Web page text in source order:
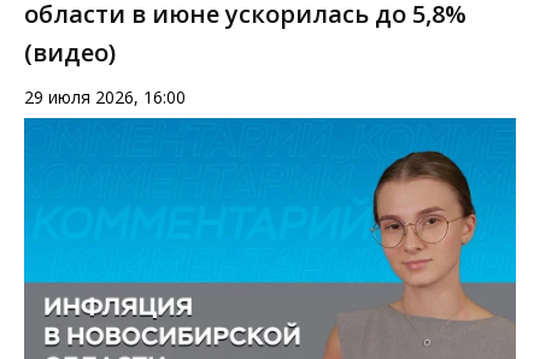
области в июне ускорилась до 5,8%
(видео)
29 июля 2026, 16:00